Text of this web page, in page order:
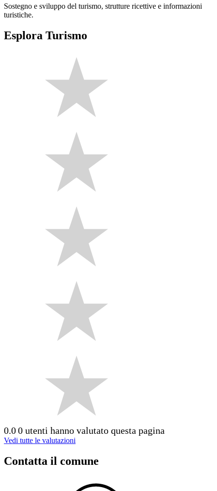
Sostegno e sviluppo del turismo, strutture ricettive e informazioni
turistiche.
Esplora Turismo
0.00 utenti hanno valutato questa pagina
Vedi tutte le valutazioni
Contatta il comune